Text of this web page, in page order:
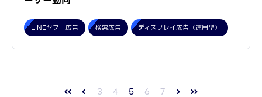
LINEヤフー広告 検索広告 ディスプレイ広告（運用型）
3 4 5 6 7